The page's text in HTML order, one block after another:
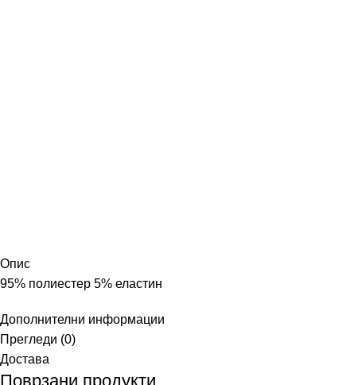
Опис
95% полиестер 5% еластин
Дополнителни информации
Прегледи (0)
Достава
Поврзани продукти